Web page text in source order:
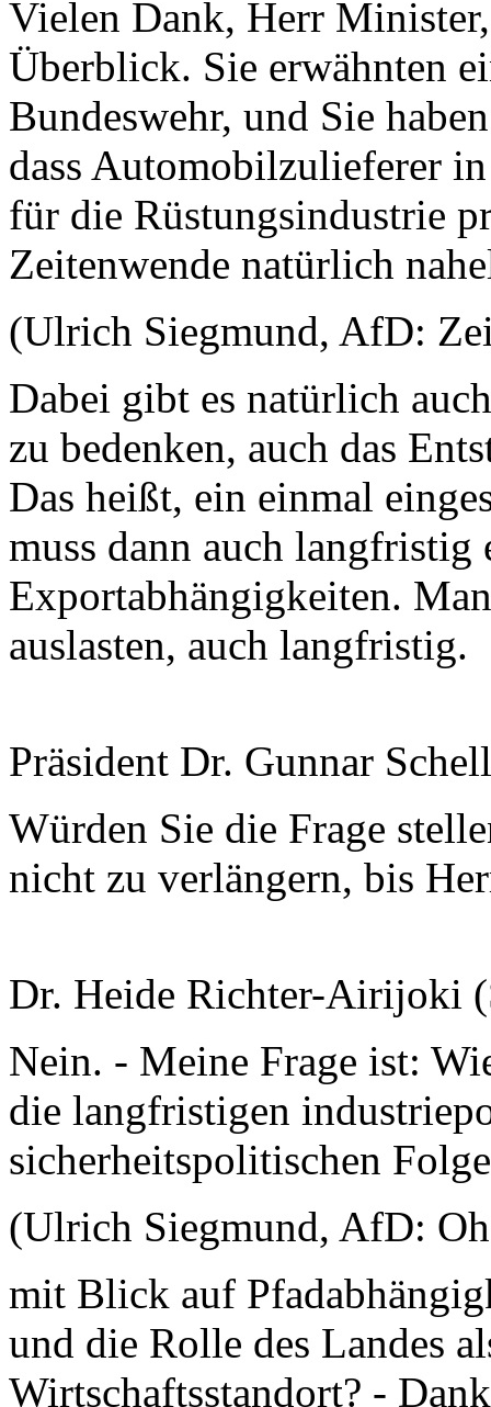
Vielen Dank, Herr
Überblick. Sie erwähnten
Bundeswehr, und Sie
dass Automobilzulieferer
für die Rüstungsindustrie
Zeitenwende natürlich
(Ulrich Siegmund, AfD:
Dabei gibt es natürlich
zu bedenken, auch das
Das heißt, ein einmal
muss dann auch langfristig
Exportabhängigkeiten.
auslasten, auch langfristig.
Präsident Dr. Gunnar
Würden Sie die Frage
nicht zu verlängern, bis
Dr. Heide Richter-Airijoki
Nein. - Meine Frage ist:
die langfristigen
sicherheitspolitischen
(Ulrich Siegmund, AfD:
mit Blick auf
und die Rolle des Landes
Wirtschaftsstandort? -